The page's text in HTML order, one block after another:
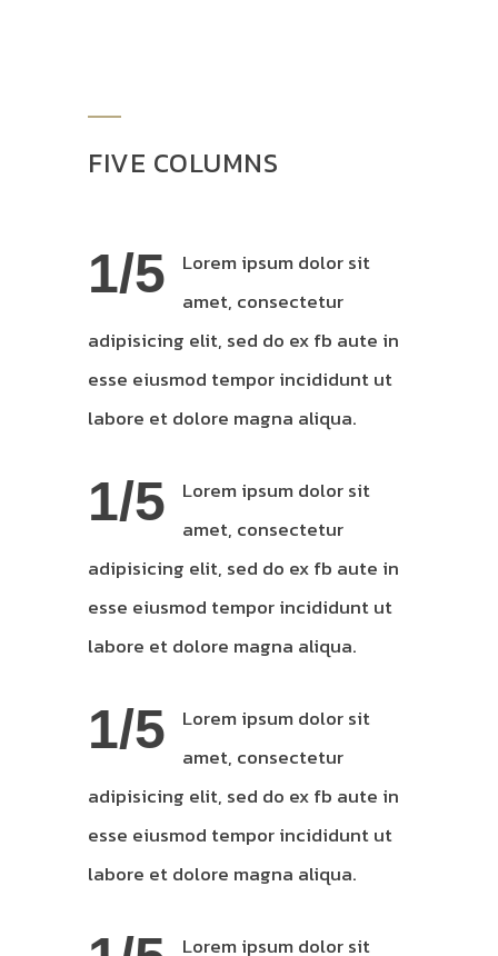
FIVE COLUMNS
1/5
Lorem ipsum dolor sit
amet, consectetur
adipisicing elit, sed do ex fb aute in
esse eiusmod tempor incididunt ut
labore et dolore magna aliqua.
1/5
Lorem ipsum dolor sit
amet, consectetur
adipisicing elit, sed do ex fb aute in
esse eiusmod tempor incididunt ut
labore et dolore magna aliqua.
1/5
Lorem ipsum dolor sit
amet, consectetur
adipisicing elit, sed do ex fb aute in
esse eiusmod tempor incididunt ut
labore et dolore magna aliqua.
Lorem ipsum dolor sit